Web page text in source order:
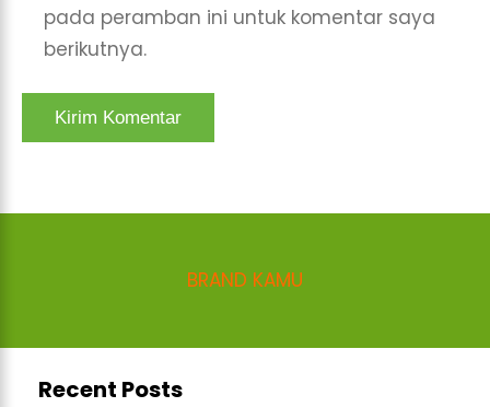
pada peramban ini untuk komentar saya
berikutnya.
BRAND KAMU
Recent Posts